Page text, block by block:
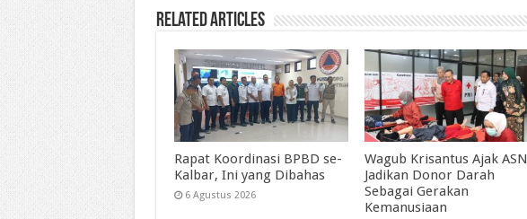
Related Articles
Rapat Koordinasi BPBD se-
Kalbar, Ini yang Dibahas
6 Agustus 2026
Wagub Krisantus Ajak ASN
Jadikan Donor Darah
Sebagai Gerakan
Kemanusiaan